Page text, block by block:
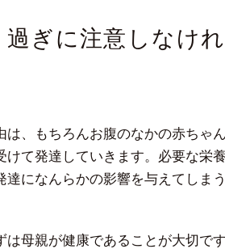
ぎに注意しなけ
、もちろんお腹のなかの赤ちゃ
て発達していきます。必要な栄
になんらかの影響を与えてしま
母親が健康であることが大切で